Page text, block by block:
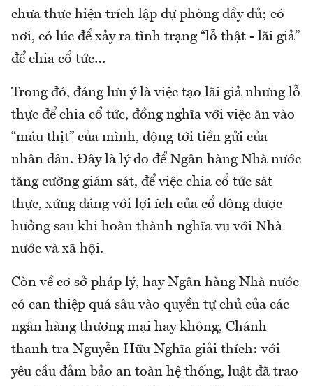
chưa thực hiện trích lập dự phòng đầy đủ; có
nơi, có lúc để xảy ra tình trạng “lỗ thật - lãi giả”
để chia cổ tức…
Trong đó, đáng lưu ý là việc tạo lãi giả nhưng lỗ
thực để chia cổ tức, đồng nghĩa với việc ăn vào
“máu thịt” của mình, động tới tiền gửi của
nhân dân. Đây là lý do để Ngân hàng Nhà nước
tăng cường giám sát, để việc chia cổ tức sát
thực, xứng đáng với lợi ích của cổ đông được
hưởng sau khi hoàn thành nghĩa vụ với Nhà
nước và xã hội.
Còn về cơ sở pháp lý, hay Ngân hàng Nhà nước
có can thiệp quá sâu vào quyền tự chủ của các
ngân hàng thương mại hay không, Chánh
thanh tra Nguyễn Hữu Nghĩa giải thích: với
yêu cầu đảm bảo an toàn hệ thống, luật đã trao